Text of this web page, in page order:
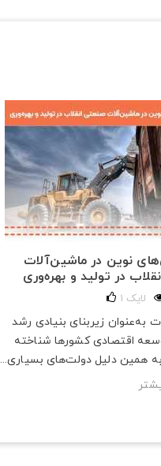
نوین در ماشین‌آلات
در تولید و بهره‌وری
1 لایک
به‌عنوان زیربنای بنیادی رشد
اقتصادی کشورها شناخته
همین دلیل دولت‌های بسیاری...